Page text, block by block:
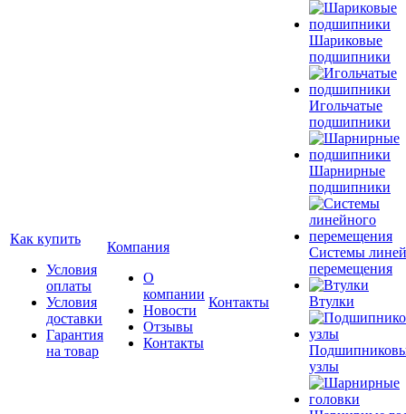
Как купить
Условия
оплаты
Условия
доставки
Гарантия
на товар
Компания
О
компании
Новости
Отзывы
Контакты
Контакты
Шариковые
подшипники
Игольчатые
подшипники
Шарнирные
подшипники
Системы
перемещения
Втулки
узлы